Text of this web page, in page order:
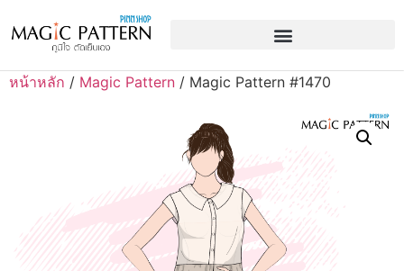
หน้าหลัก / Magic Pattern / Magic Pattern #1470